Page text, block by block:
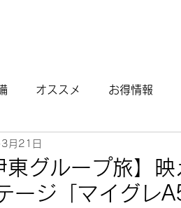
オススメ お得情報
観光モデルコース渋谷原宿
ナ
東グループ旅】
ージ「マイグレ
3月21日